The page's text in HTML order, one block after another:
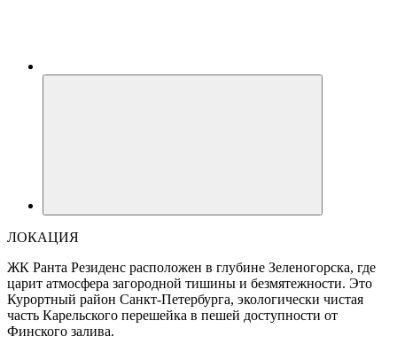
ЛОКАЦИЯ
ЖК Ранта Резиденс расположен в глубине Зеленогорска, где
царит атмосфера загородной тишины и безмятежности. Это
Курортный район Санкт-Петербурга, экологически чистая
часть Карельского перешейка в пешей доступности от
Финского залива.